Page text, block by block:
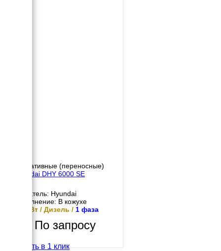
Портативные (переносные)
Hyundai DHY 6000 SE
Двигатель: Hyundai
Исполнение: В кожухе
4.5 кВт / Дизель / 1 фаза
По запросу
Купить в 1 клик